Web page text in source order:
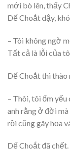
mới bò lên, thấy
Dế Choắt dậy,
– Tôi không ngờ
Tất cả là lỗi của
Dế Choắt thì
– Thôi, tôi ốm yếu
anh rằng ở đời
rồi cũng gây họa
Dế Choắt đã chết.